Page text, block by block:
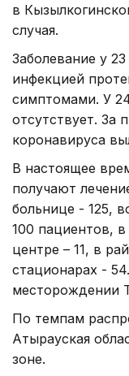
в
случая.
Заболевание у
инфекцией
симптомами. У
отсутствует. За
коронавируса
В настоящее
получают
больнице - 125,
100 пациентов,
центре – 11, в
стационарах -
месторождении
По темпам
Атырауская
зоне.